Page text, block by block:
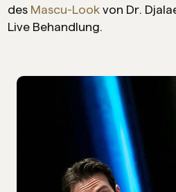
des Mascu-Lookvon Dr.
Live Behandlung.